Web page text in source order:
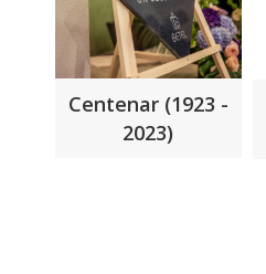
Centenar (1923 -
2023)